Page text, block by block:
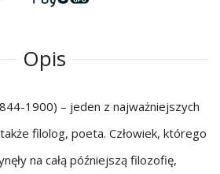
Opis
1900) – jeden z najważniejszych
filolog, poeta. Człowiek, którego
na całą późniejszą filozofię,